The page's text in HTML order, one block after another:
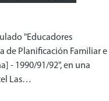
"Educadores
de Planificación Familiar e
- 1990/91/92", en una
Las…